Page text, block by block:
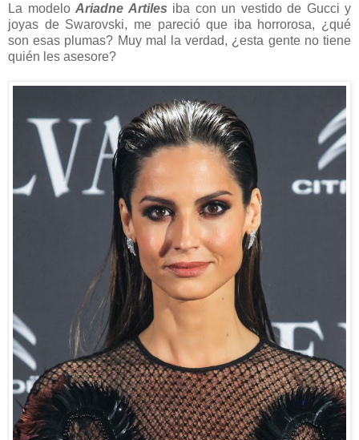
La modelo Ariadne Artiles iba con un vestido de Gucci y
joyas de Swarovski, me pareció que iba horrorosa, ¿qué
son esas plumas? Muy mal la verdad, ¿esta gente no tiene
quién les asesore?